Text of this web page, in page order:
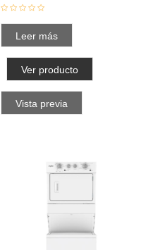
Leer más
Ver producto
Vista previa